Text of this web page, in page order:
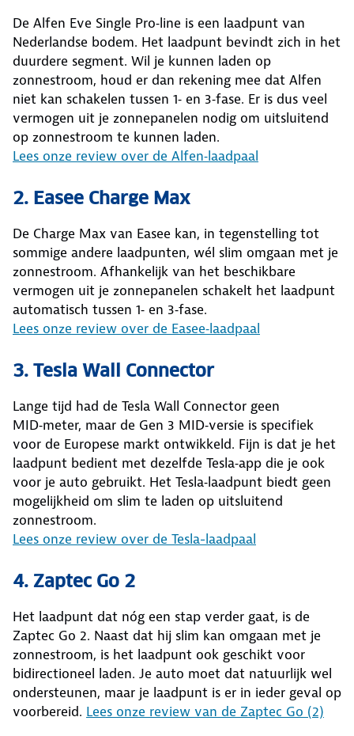
De Alfen Eve Single Pro‑line is een laadpunt van
Nederlandse bodem. Het laadpunt bevindt zich in het
duurdere segment. Wil je kunnen laden op
zonnestroom, houd er dan rekening mee dat Alfen
niet kan schakelen tussen 1‑ en 3‑fase. Er is dus veel
vermogen uit je zonnepanelen nodig om uitsluitend
op zonnestroom te kunnen laden.
Lees onze review over de Alfen‑laadpaal
2. Easee Charge Max
De Charge Max van Easee kan, in tegenstelling tot
sommige andere laadpunten, wél slim omgaan met je
zonnestroom. Afhankelijk van het beschikbare
vermogen uit je zonnepanelen schakelt het laadpunt
automatisch tussen 1‑ en 3‑fase.
Lees onze review over de Easee‑laadpaal
3. Tesla Wall Connector
Lange tijd had de Tesla Wall Connector geen
MID‑meter, maar de Gen 3 MID‑versie is specifiek
voor de Europese markt ontwikkeld. Fijn is dat je het
laadpunt bedient met dezelfde Tesla‑app die je ook
voor je auto gebruikt. Het Tesla‑laadpunt biedt geen
mogelijkheid om slim te laden op uitsluitend
zonnestroom.
Lees onze review over de Tesla-laadpaal
4. Zaptec Go 2
Het laadpunt dat nóg een stap verder gaat, is de
Zaptec Go 2. Naast dat hij slim kan omgaan met je
zonnestroom, is het laadpunt ook geschikt voor
bidirectioneel laden. Je auto moet dat natuurlijk wel
ondersteunen, maar je laadpunt is er in ieder geval op
voorbereid. Lees onze review van de Zaptec Go (2)